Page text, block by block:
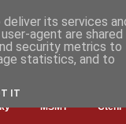
MŠMT Čtení
its services
agent are shared
security metrics to
statistics, and to
IT